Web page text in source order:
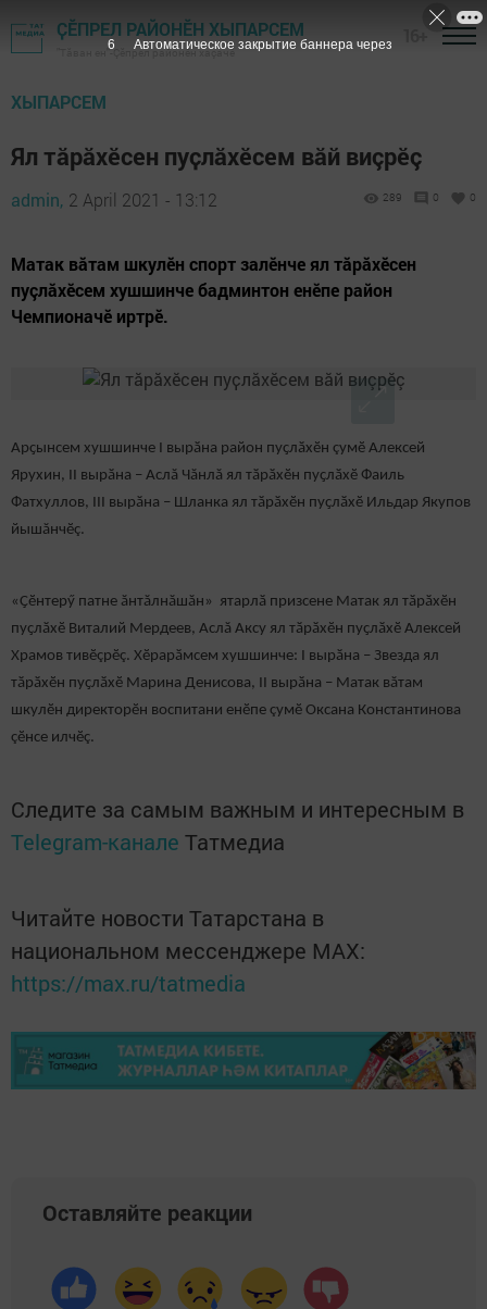
ҪӖПРЕЛ РАЙОНӖН ХЫПАРСЕМ
"Тӑван ен"-Çĕпрел районĕн хаçачӗ
ХЫПАРСЕМ
Ял тăрăхӗсен пуҫлӑхӗсем вăй виçрӗç
admin, 2 April 2021 - 13:12 289 0 0
Матак вӑтам шкулӗн спорт залӗнче ял тăрăхӗсен
пуçлăхӗсем хушшинче бадминтон енӗпе район
Чемпионачӗ иртрӗ.
Арҫынсем хушшинче I вырӑна район пуҫлӑхӗн çумӗ Алексей
Ярухин, II вырӑна – Аслă Чăнлă ял тӑрӑхӗн пуҫлӑхӗ Фаиль
Фатхуллов, III вырӑна – Шланка ял тӑрӑхӗн пуҫлӑхӗ Ильдар Якупов
йышăнчӗç.
«Ҫӗнтерӳ патне ăнтăлнăшăн» ятарлӑ призсене Матак ял тӑрӑхӗн
пуҫлӑхӗ Виталий Мердеев, Аслă Аксу ял тӑрӑхӗн пуҫлӑхӗ Алексей
Храмов тивӗçрӗç. Хӗрарӑмсем хушшинче: I вырӑна – Звезда ял
тӑрӑхӗн пуҫлӑхӗ Марина Денисова, II вырӑна – Матак вăтам
шкулӗн директорӗн воспитани енӗпе çумӗ Оксана Константинова
çӗнсе илчӗç.
Следите за самым важным и интересным в
Telegram-канале Татмедиа
Читайте новости Татарстана в
национальном мессенджере MАХ:
https://max.ru/tatmedia
Оставляйте реакции
5 Автоматическое закрытие баннера через